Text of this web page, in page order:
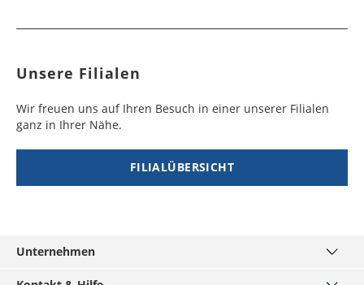
Unsere Filialen
Wir freuen uns auf Ihren Besuch in einer unserer Filialen
ganz in Ihrer Nähe.
FILIALÜBERSICHT
Unternehmen